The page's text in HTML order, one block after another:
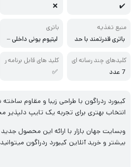
✔️
❌
منبع تغذیه
باتری قدرتمند با حد
ی
باتری
لیتیوم یونی داخلی –
ت
کلیدهای چند رسانه ای
7 عدد
کلید های قابل برنامه ر
یزی
✅
کیبورد ردراگون با طراحی زیبا و مقاوم
انتخاب بهتری برای تجربه یک تایپ
وبسایت جهان بازار با ارائه این محصول
بیشتر و خرید آنلاین کیبورد ردراگون